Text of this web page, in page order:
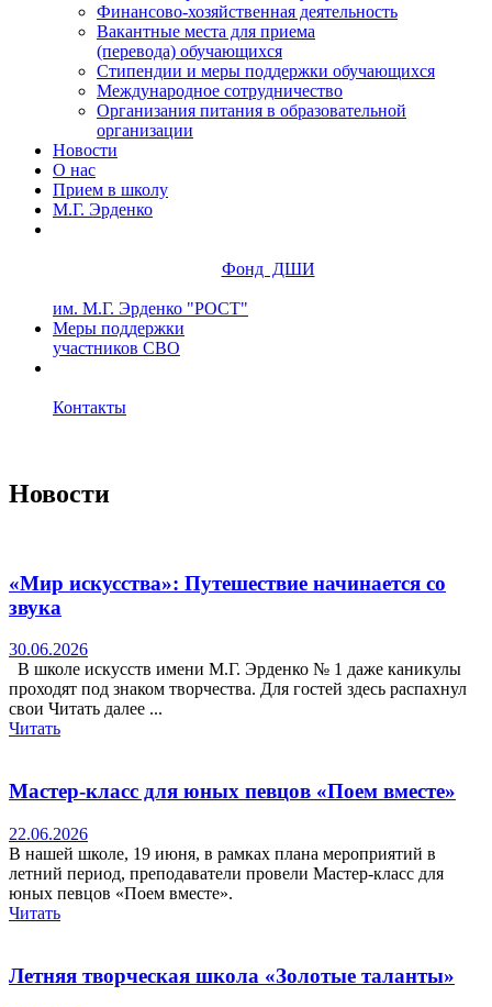
Финансово-хозяйственная деятельность
Вакантные места для приема
(перевода) обучающихся
Стипендии и меры поддержки обучающихся
Международное сотрудничество
Организания питания в образовательной
организации
Новости
О нас
Прием в школу
М.Г. Эрденко
Фонд ДШИ
им. М.Г. Эрденко "РОСТ"
Меры поддержки
участников СВО
Контакты
Новости
«Мир искусства»: Путешествие начинается со
звука
30.06.2026
В школе искусств имени М.Г. Эрденко № 1 даже каникулы
проходят под знаком творчества. Для гостей здесь распахнул
свои Читать далее ...
Читать
Мастер-класс для юных певцов «Поем вместе»
22.06.2026
В нашей школе, 19 июня, в рамках плана мероприятий в
летний период, преподаватели провели Мастер-класс для
юных певцов «Поем вместе».
Читать
Летняя творческая школа «Золотые таланты»